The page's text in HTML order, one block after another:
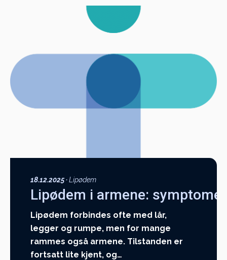
18.12.2025·Lipødem
Lipødem i armene:
Lipødem forbindes ofte med lår,
legger og rumpe, men for mange
rammes også armene. Tilstanden er
fortsatt lite kjent, og…